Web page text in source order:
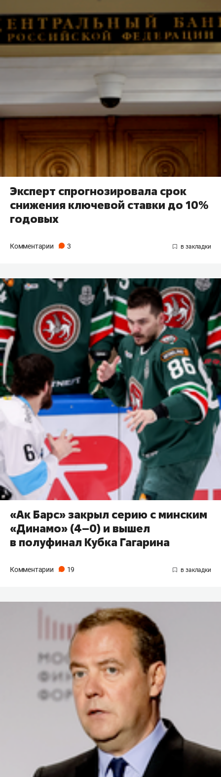
Эксперт спрогнозировала срок
снижения ключевой ставки до 10%
годовых
Комментарии 3
«Ак Барс» закрыл серию с минским
«Динамо» (4–0) и вышел
в полуфинал Кубка Гагарина
Комментарии 19